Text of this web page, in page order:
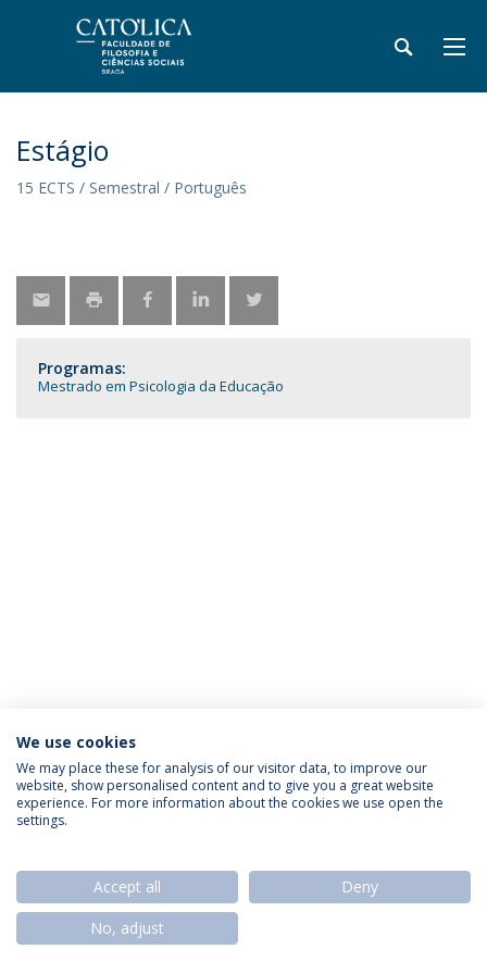
Estágio
15 ECTS / Semestral / Português
Programas:
Mestrado em Psicologia da Educação
Política de Privacidade
Termos & Condições
Direitos do Titular dos Dados
© 2026 Universidade Católica Portuguesa
We use cookies
We may place these for analysis of our visitor data, to improve our
website, show personalised content and to give you a great website
experience. For more information about the cookies we use open the
settings.
Accept all
Deny
No, adjust